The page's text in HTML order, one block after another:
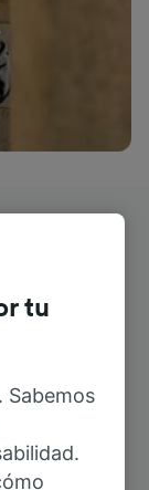
de
viajeros
tu
Sabemos